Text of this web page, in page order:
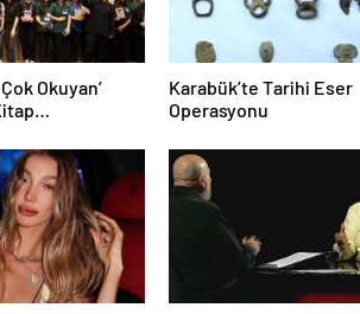
Okuyan’
Karabük’te Tarihi Eser
Operasyonu